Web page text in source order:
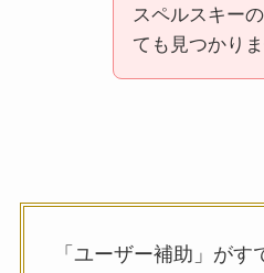
スペルスキー
ても見つかりま
「ユーザー補助」が